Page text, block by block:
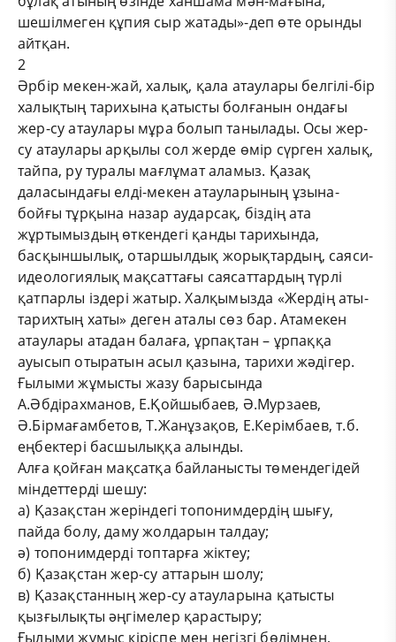
шешілмеген құпия сыр жатады»-деп өте орынды
айтқан.
2
Әрбір мекен-жай, халық, қала атаулары белгілі-бір
халықтың тарихына қатысты болғанын ондағы
жер-су атаулары мұра болып танылады. Осы жер-
су атаулары арқылы сол жерде өмір сүрген халық,
тайпа, ру туралы мағлұмат аламыз. Қазақ
даласындағы елді-мекен атауларының ұзына-
бойғы тұрқына назар аударсақ, біздің ата
жұртымыздың өткендегі қанды тарихында,
басқыншылық, отаршылдық жорықтардың, саяси-
идеологиялық мақсаттағы саясаттардың түрлі
қатпарлы іздері жатыр. Халқымызда «Жердің аты-
тарихтың хаты» деген аталы сөз бар. Атамекен
атаулары атадан балаға, ұрпақтан – ұрпаққа
ауысып отыратын асыл қазына, тарихи жәдігер.
Ғылыми жұмысты жазу барысында
А.Әбдірахманов, Е.Қойшыбаев, Ә.Мурзаев,
Ә.Бірмағамбетов, Т.Жанұзақов, Е.Керімбаев, т.б.
еңбектері басшылыққа алынды.
Алға қойған мақсатқа байланысты төмендегідей
міндеттерді шешу:
а) Қазақстан жеріндегі топонимдердің шығу,
пайда болу, даму жолдарын талдау;
ә) топонимдерді топтарға жіктеу;
б) Қазақстан жер-су аттарын шолу;
в) Қазақстанның жер-су атауларына қатысты
қызғылықты әңгімелер қарастыру;
Ғылыми жұмыс кіріспе мен негізгі бөлімнен,